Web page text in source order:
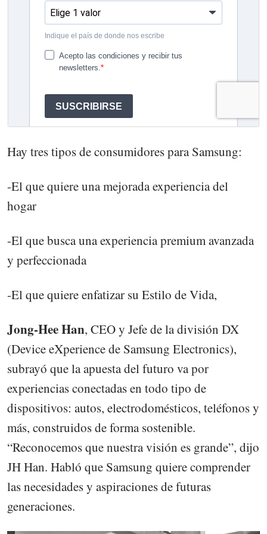
Hay tres tipos de consumidores para Samsung:
-El que quiere una mejorada experiencia del
hogar
-El que busca una experiencia premium avanzada
y perfeccionada
-El que quiere enfatizar su Estilo de Vida,
Jong-Hee Han, CEO y Jefe de la división DX
(Device eXperience de Samsung Electronics),
subrayó que la apuesta del futuro va por
experiencias conectadas en todo tipo de
dispositivos: autos, electrodomésticos, teléfonos y
más, construidos de forma sostenible.
“Reconocemos que nuestra visión es grande”, dijo
JH Han. Habló que Samsung quiere comprender
las necesidades y aspiraciones de futuras
generaciones.